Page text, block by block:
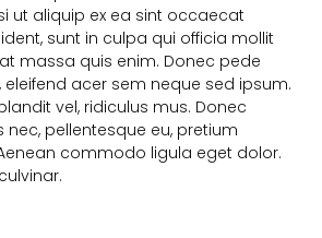
ut aliquip ex ea sint occaecat
sunt in culpa qui officia mollit
massa quis enim. Donec pede
eleifend acer sem neque sed ipsum.
vel, ridiculus mus. Donec
nec, pellentesque eu, pretium
commodo ligula eget dolor.